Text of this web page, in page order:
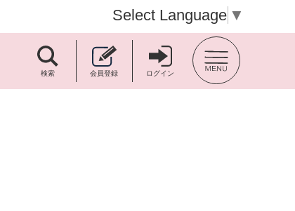
Select Language ▼
検索 会員登録 ログイン